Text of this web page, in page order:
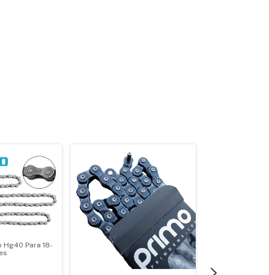
Hg40 Para 18-